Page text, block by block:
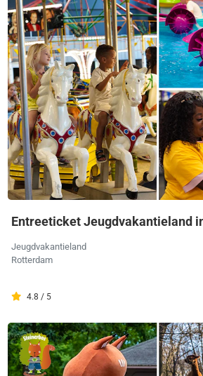
Entreeticket Jeugdvakantieland
Jeugdvakantieland
Rotterdam
4.8 / 5